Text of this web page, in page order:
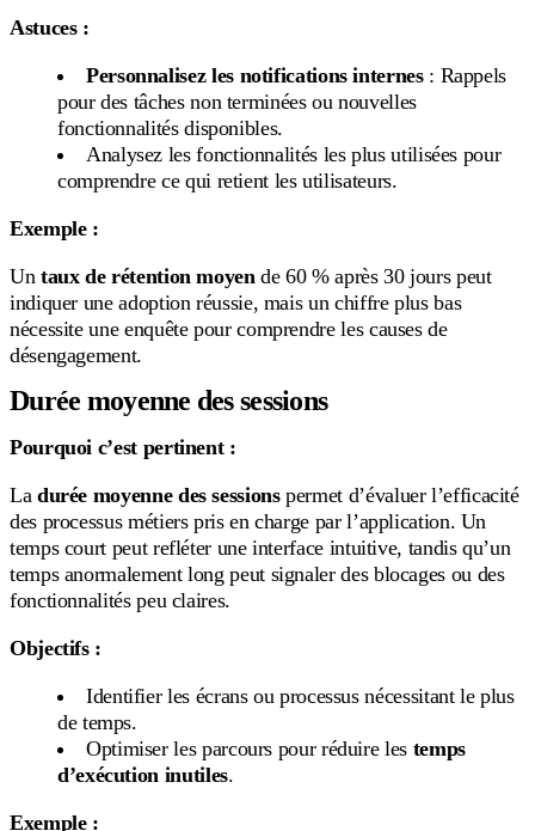
Astuces :
Personnalisez les notifications internes: Rappels
pour des tâches non terminées ou nouvelles
fonctionnalités disponibles.
Analysez les fonctionnalités les plus utilisées pour
comprendre ce qui retient les utilisateurs.
Exemple :
Un taux de rétention moyen de 60 % après 30 jours peut
indiquer une adoption réussie, mais un chiffre plus bas
nécessite une enquête pour comprendre les causes de
désengagement.
Durée moyenne des sessions
Pourquoi c’est pertinent :
La durée moyenne des sessionspermet d’évaluer l’efficacité
des processus métiers pris en charge par l’application. Un
temps court peut refléter une interface intuitive, tandis qu’un
temps anormalement long peut signaler des blocages ou des
fonctionnalités peu claires.
Objectifs :
Identifier les écrans ou processus nécessitant le plus
de temps.
Optimiser les parcours pour réduire les temps
d’exécution inutiles.
Exemple :